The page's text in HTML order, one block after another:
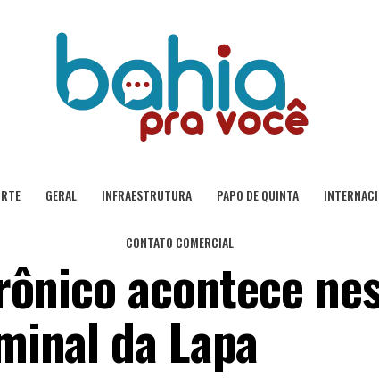
GERAL INFRAESTRUTURA PAPO DE QUINTA
CONTATO COMERCIAL
acontece
da Lapa